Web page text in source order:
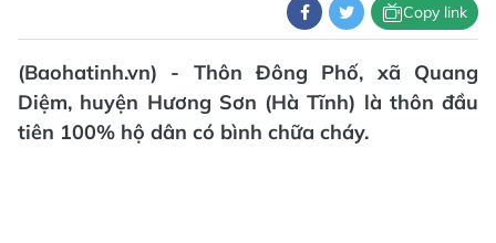
Copy link
(Baohatinh.vn) - Thôn Đông Phố, xã Quang
Diệm, huyện Hương Sơn (Hà Tĩnh) là thôn đầu
tiên 100% hộ dân có bình chữa cháy.